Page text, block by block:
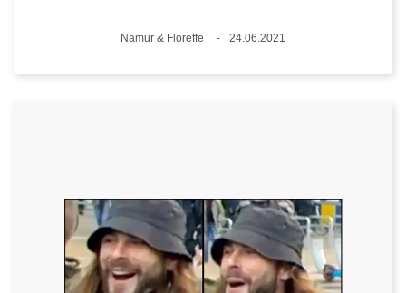
Lieux
Namur & Floreffe
24.06.2021